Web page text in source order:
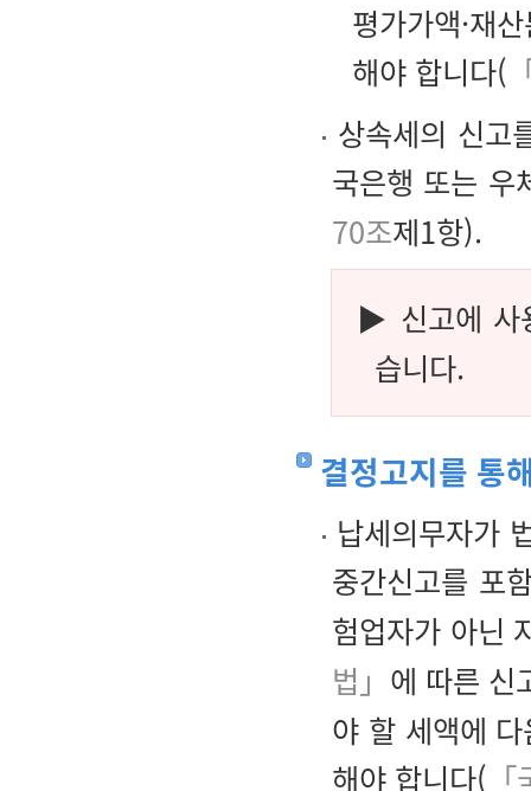
평가가액·재
해야 합니다(
상속세의 신고
국은행 또는 우
70조제1항).
▶ 신고에 사
습니다.
결정고지를 통
납세의무자가
중간신고를 포
험업자가 아닌
법」 에 따른 신
야 할 세액에
해야 합니다(